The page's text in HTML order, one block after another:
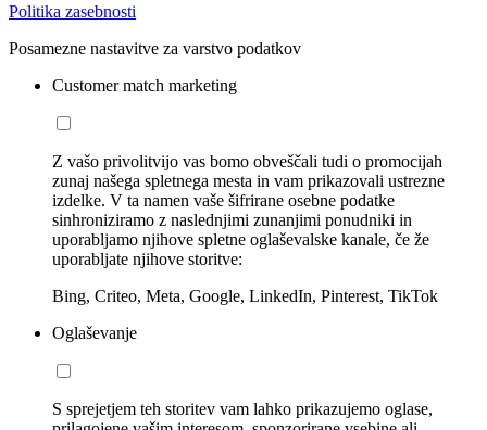
Politika zasebnosti
Posamezne nastavitve za varstvo podatkov
Customer match marketing
Z vašo privolitvijo vas bomo obveščali tudi o promocijah
zunaj našega spletnega mesta in vam prikazovali ustrezne
izdelke. V ta namen vaše šifrirane osebne podatke
sinhroniziramo z naslednjimi zunanjimi ponudniki in
uporabljamo njihove spletne oglaševalske kanale, če že
uporabljate njihove storitve:
Bing, Criteo, Meta, Google, LinkedIn, Pinterest, TikTok
Oglaševanje
S sprejetjem teh storitev vam lahko prikazujemo oglase,